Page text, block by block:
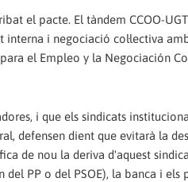
el pacte. El tàndem CCOO-
interna i negociació col·lectiva
el Empleo y la Negociación
i que els sindicats
defensen dient que evitarà la
de nou la deriva d'aquest
PP o del PSOE), la banca i els